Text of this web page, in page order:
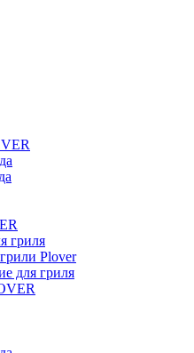
гриля
Plover
для гриля